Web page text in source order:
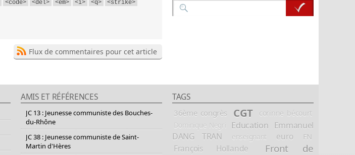
<code> <del> <em> <i> <q>
<strike>
Flux de commentaires pour cet article
AMIS ET RÉFÉRENCES
JC 13 : Jeunesse communiste des Bouches-
du-Rhône
JC 38 : Jeunesse communiste de Saint-
Martin d'Hères
TAGS
36ème congrès CGT corinne bécourt
Dominique Negri Education
Emmanuel
DANG TRAN
enseignant euro FN
François Hollande Front de